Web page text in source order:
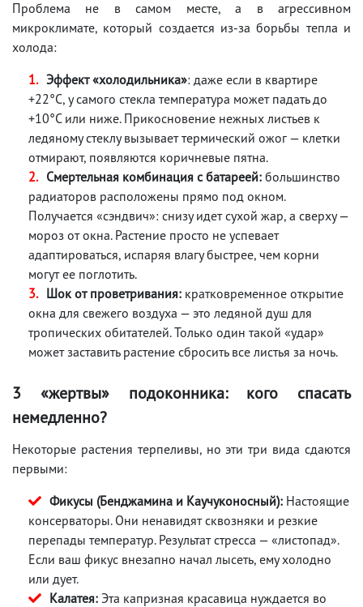
Проблема не в самом месте, а в агрессивном
микроклимате, который создается из-за борьбы тепла и
холода:
Эффект «холодильника»: даже если в квартире
+22°C, у самого стекла температура может падать до
+10°C или ниже. Прикосновение нежных листьев к
ледяному стеклу вызывает термический ожог — клетки
отмирают, появляются коричневые пятна.
Смертельная комбинация с батареей: большинство
радиаторов расположены прямо под окном.
Получается «сэндвич»: снизу идет сухой жар, а сверху —
мороз от окна. Растение просто не успевает
адаптироваться, испаряя влагу быстрее, чем корни
могут ее поглотить.
Шок от проветривания: кратковременное открытие
окна для свежего воздуха — это ледяной душ для
тропических обитателей. Только один такой «удар»
может заставить растение сбросить все листья за ночь.
3 «жертвы» подоконника: кого спасать
немедленно?
Некоторые растения терпеливы, но эти три вида сдаются
первыми:
Фикусы (Бенджамина и Каучуконосный): Настоящие
консерваторы. Они ненавидят сквозняки и резкие
перепады температур. Результат стресса — «листопад».
Если ваш фикус внезапно начал лысеть, ему холодно
или дует.
Калатея: Эта капризная красавица нуждается во